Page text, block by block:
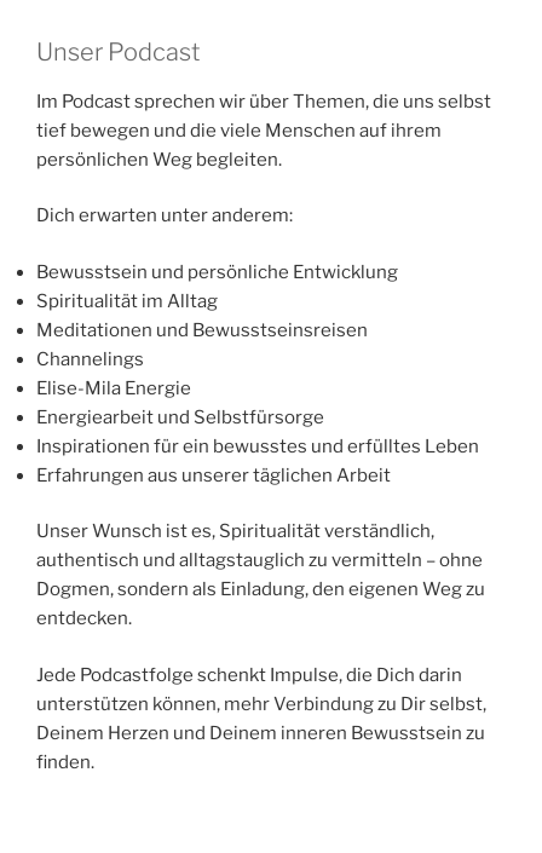
Unser Podcast
Im Podcast sprechen wir über Themen, die uns selbst
tief bewegen und die viele Menschen auf ihrem
persönlichen Weg begleiten.
Dich erwarten unter anderem:
Bewusstsein und persönliche Entwicklung
Spiritualität im Alltag
Meditationen und Bewusstseinsreisen
Channelings
Elise-Mila Energie
Energiearbeit und Selbstfürsorge
Inspirationen für ein bewusstes und erfülltes Leben
Erfahrungen aus unserer täglichen Arbeit
Unser Wunsch ist es, Spiritualität verständlich,
authentisch und alltagstauglich zu vermitteln – ohne
Dogmen, sondern als Einladung, den eigenen Weg zu
entdecken.
Jede Podcastfolge schenkt Impulse, die Dich darin
unterstützen können, mehr Verbindung zu Dir selbst,
Deinem Herzen und Deinem inneren Bewusstsein zu
finden.